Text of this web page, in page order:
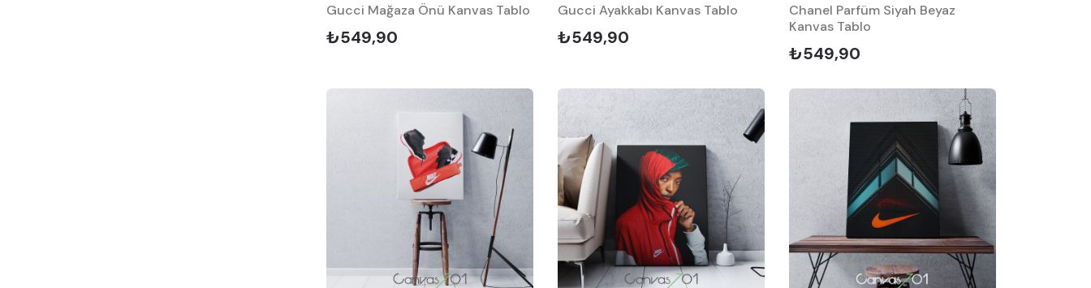
Gucci Mağaza Önü Kanvas Tablo
₺549,90
Gucci Ayakkabı Kanvas Tablo
₺549,90
Chanel Parfüm Siyah Beyaz
Kanvas Tablo
₺549,90